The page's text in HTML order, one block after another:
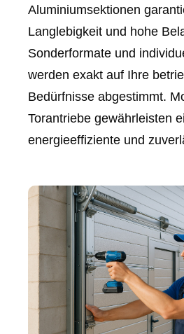
Aluminiumsektionen
Langlebigkeit und hohe
Sonderformate und
werden exakt auf Ihre
Bedürfnisse abgestimmt.
Torantriebe gewährleisten
energieeffiziente und